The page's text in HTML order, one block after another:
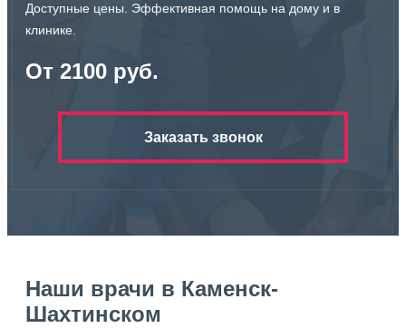
Доступные цены. Эффективная помощь на дому и в
клинике.
От 2100 руб.
Заказать звонок
Наши врачи в Каменск-
Шахтинском